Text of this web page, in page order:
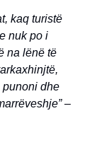
kaq turistë
nuk po i
na lënë të
punoni dhe
–